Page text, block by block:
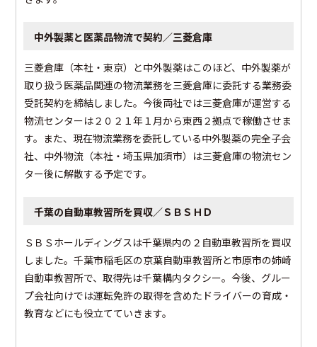
中外製薬と医薬品物流で契約／三菱倉庫
三菱倉庫（本社・東京）と中外製薬はこのほど、中外製薬が
取り扱う医薬品関連の物流業務を三菱倉庫に委託する業務委
受託契約を締結しました。今後両社では三菱倉庫が運営する
物流センターは２０２１年１月から東西２拠点で稼働させま
す。また、現在物流業務を委託している中外製薬の完全子会
社、中外物流（本社・埼玉県加須市）は三菱倉庫の物流セン
ター後に解散する予定です。
千葉の自動車教習所を買収／ＳＢＳＨＤ
ＳＢＳホールディングスは千葉県内の２自動車教習所を買収
しました。千葉市稲毛区の京葉自動車教習所と市原市の姉崎
自動車教習所で、取得先は千葉構内タクシー。今後、グルー
プ会社向けでは運転免許の取得を含めたドライバーの育成・
教育などにも役立てていきます。